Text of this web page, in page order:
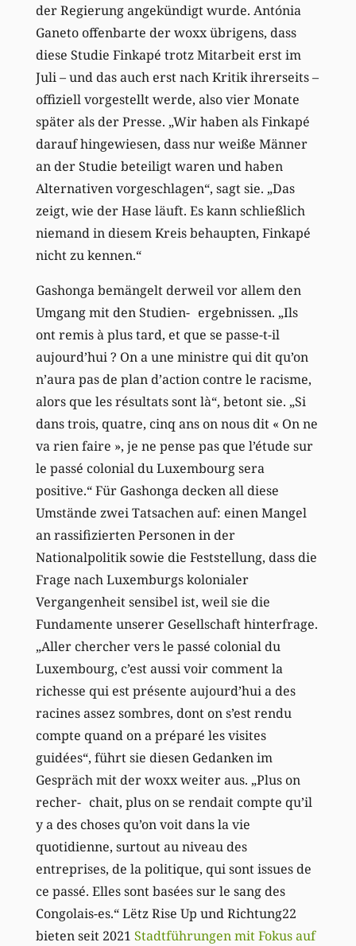
der Regierung angekündigt wurde. Antónia
Ganeto offenbarte der woxx übrigens, dass
diese Studie Finkapé trotz Mitarbeit erst im
Juli – und das auch erst nach Kritik ihrerseits –
offiziell vorgestellt werde, also vier Monate
später als der Presse. „Wir haben als Finkapé
darauf hingewiesen, dass nur weiße Männer
an der Studie beteiligt waren und haben
Alternativen vorgeschlagen“, sagt sie. „Das
zeigt, wie der Hase läuft. Es kann schließlich
niemand in diesem Kreis behaupten, Finkapé
nicht zu kennen.“
Gashonga bemängelt derweil vor allem den
Umgang mit den Studien- ergebnissen. „Ils
ont remis à plus tard, et que se passe-t-il
aujourd’hui ? On a une ministre qui dit qu’on
n’aura pas de plan d’action contre le racisme,
alors que les résultats sont là“, betont sie. „Si
dans trois, quatre, cinq ans on nous dit « On ne
va rien faire », je ne pense pas que l’étude sur
le passé colonial du Luxembourg sera
positive.“ Für Gashonga decken all diese
Umstände zwei Tatsachen auf: einen Mangel
an rassifizierten Personen in der
Nationalpolitik sowie die Feststellung, dass die
Frage nach Luxemburgs kolonialer
Vergangenheit sensibel ist, weil sie die
Fundamente unserer Gesellschaft hinterfrage.
„Aller chercher vers le passé colonial du
Luxembourg, c’est aussi voir comment la
richesse qui est présente aujourd’hui a des
racines assez sombres, dont on s’est rendu
compte quand on a préparé les visites
guidées“, führt sie diesen Gedanken im
Gespräch mit der woxx weiter aus. „Plus on
recher- chait, plus on se rendait compte qu’il
y a des choses qu’on voit dans la vie
quotidienne, surtout au niveau des
entreprises, de la politique, qui sont issues de
ce passé. Elles sont basées sur le sang des
Congolais-es.“ Lëtz Rise Up und Richtung22
bieten seit 2021 Stadtführungen mit Fokus auf